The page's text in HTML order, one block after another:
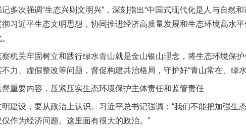
次强调“生态兴则文明兴”，深刻指出“中国式现代化是人与自然和
习近平生态文明思想，协同推进经济高质量发展和生态环境高水
关牢固树立和践行绿水青山就是金山银山理念，将生态环境保护
力、虚假整改等问题，督促构建共治格局，守护好“青山常在、绿水
要内容，压紧压实生态环境保护主体责任和监管责任
设，要从政治上认识。习近平总书记强调：“我们不能把加强生
作为经济问题。这里面有很大的政治。”